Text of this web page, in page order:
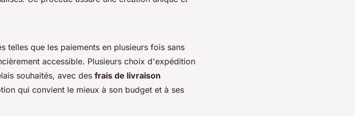
telles que les paiements en plusieurs fois sans
accessible. Plusieurs choix d'expédition
souhaités, avec des frais de livraison
qui convient le mieux à son budget et à ses